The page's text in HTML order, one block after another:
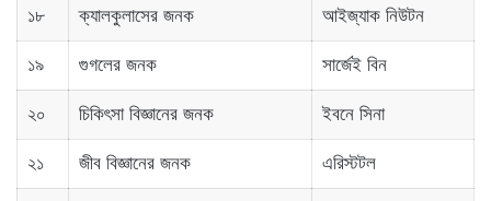
১৮ ক্যালকুলাসের জনক আইজ্যাক নিউটন
১৯ গুগলের জনক সার্জেই বিন
২০ চিকিৎসা বিজ্ঞানের জনক ইবনে সিনা
২১ জীব বিজ্ঞানের জনক এরিস্টটল